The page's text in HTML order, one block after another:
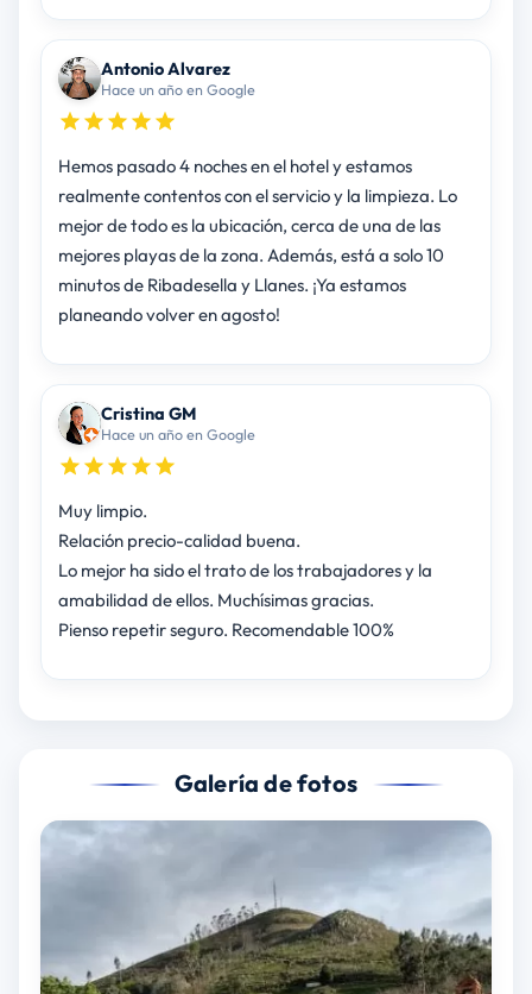
Antonio Alvarez
Hace un año en Google
Hemos pasado 4 noches en el hotel y estamos
realmente contentos con el servicio y la limpieza. Lo
mejor de todo es la ubicación, cerca de una de las
mejores playas de la zona. Además, está a solo 10
minutos de Ribadesella y Llanes. ¡Ya estamos
planeando volver en agosto!
Cristina GM
Hace un año en Google
Muy limpio.
Relación precio-calidad buena.
Lo mejor ha sido el trato de los trabajadores y la
amabilidad de ellos. Muchísimas gracias.
Pienso repetir seguro. Recomendable 100%
Galería de fotos